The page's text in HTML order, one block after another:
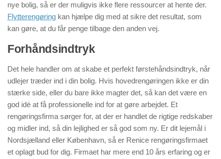
nye bolig, så er der muligvis ikke flere ressourcer at hente der.
Flytterengøring kan hjælpe dig med at sikre det resultat, som
kan gøre, at du får penge tilbage den anden vej.
Forhåndsindtryk
Det hele handler om at skabe et perfekt førstehåndsindtryk, når
udlejer træder ind i din bolig. Hvis hovedrengøringen ikke er din
stærke side, eller du bare ikke magter det, så kan det være en
god idé at få professionelle ind for at gøre arbejdet. Et
rengøringsfirma sørger for, at der er handlet de rigtige redskaber
og midler ind, så din lejlighed er så god som ny. Er dit lejemål i
Nordsjælland eller København, så er Renice rengøringsfirmaet
et oplagt bud for dig. Firmaet har mere end 10 års erfaring og er